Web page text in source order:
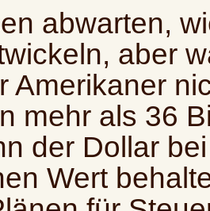
abwarten,
aber
Amerikaner
mehr als 36
der Dollar
Wert